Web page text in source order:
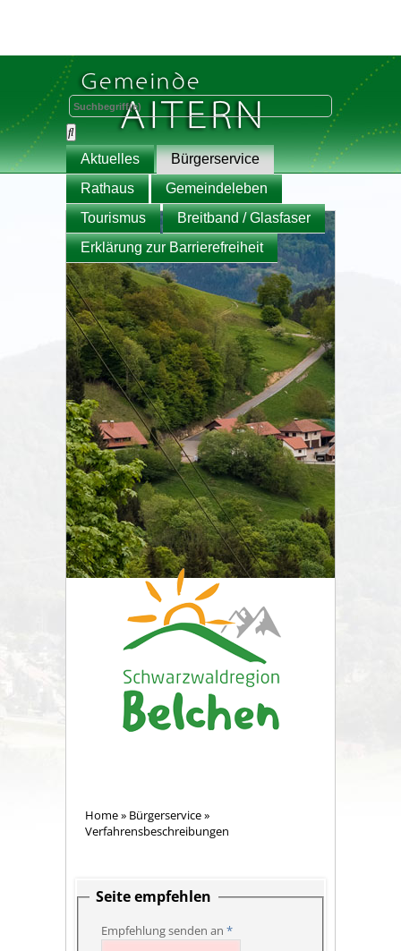
Aktuelles
Bürgerservice
Rathaus
Gemeindeleben
Tourismus
Breitband / Glasfaser
Erklärung zur Barrierefreiheit
Home» Bürgerservice»
Verfahrensbeschreibungen
Seite empfehlen
Empfehlung senden an *